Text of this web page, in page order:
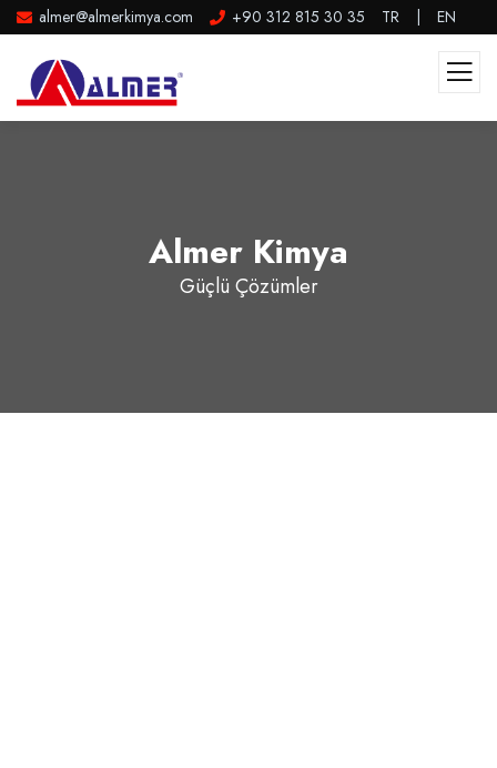
almer@almerkimya.com +90 312 815 30 35 TR EN
Almer Kimya
Güçlü Çözümler